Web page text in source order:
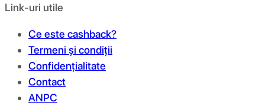
Link-uri utile
Ce este cashback?
Termeni și condiții
Confidențialitate
Contact
ANPC